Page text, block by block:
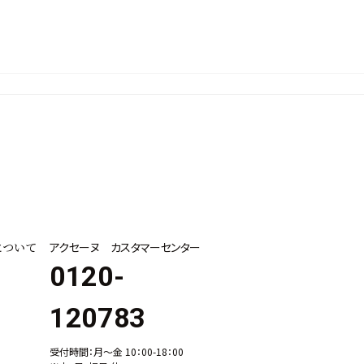
いて アクセーヌ カスタマーセンター
0120-
120783
受付時間：月～金 10：00-18：00